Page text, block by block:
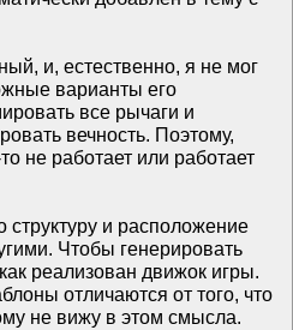
и, естественно, я не мог
варианты его
все рычаги и
вечность. Поэтому,
не работает или работает
структуру и расположение
Чтобы генерировать
реализован движок игры.
отличаются от того, что
не вижу в этом смысла.